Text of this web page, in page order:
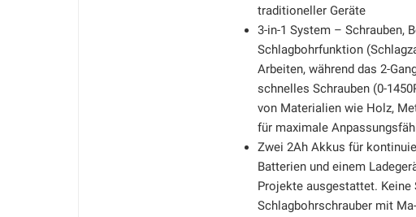
traditioneller Geräte
3-in-1 System – Schrauben,
Schlagbohrfunktion
Arbeiten, während das 2-
schnelles Schrauben (0-
von Materialien wie Holz,
für maximale
Zwei 2Ah Akkus für
Batterien und einem
Projekte ausgestattet.
Schlagbohrschrauber mit